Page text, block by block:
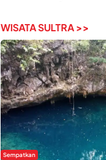
WISATA SULTRA >>
Sempatkan